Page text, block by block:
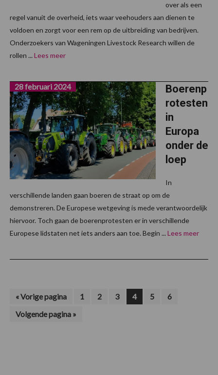
over als een
regel vanuit de overheid, iets waar veehouders aan dienen te
voldoen en zorgt voor een rem op de uitbreiding van bedrijven.
Onderzoekers van Wageningen Livestock Research willen de
rollen ... Lees meer
Boerenp
rotesten
in
Europa
onder de
loep
28 februari 2024
In
verschillende landen gaan boeren de straat op om de
demonstreren. De Europese wetgeving is mede verantwoordelijk
hiervoor. Toch gaan de boerenprotesten er in verschillende
Europese lidstaten net iets anders aan toe. Begin ... Lees meer
«Ga
Vorige pagina Pagina
1 Pagina
2 Pagina
3 Pagina
4 Pagina
5 Pagina
6
Ga
naar
Volgende pagina »